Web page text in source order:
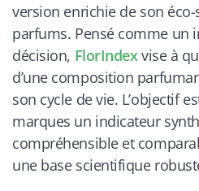
version enrichie de son
parfums. Pensé comme un
décision, FlorIndexvise à
d’une composition
son cycle de vie. L’objectif
marques un indicateur
compréhensible et
une base scientifique